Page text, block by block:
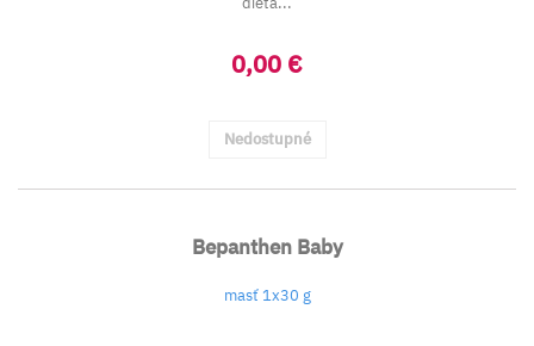
0,00 €
Nedostupné
Bepanthen Baby
masť 1x30 g